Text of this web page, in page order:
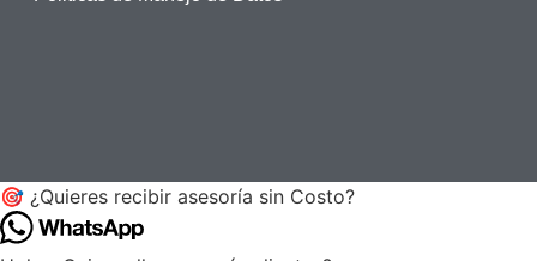
🎯 ¿Quieres recibir asesoría sin Costo?